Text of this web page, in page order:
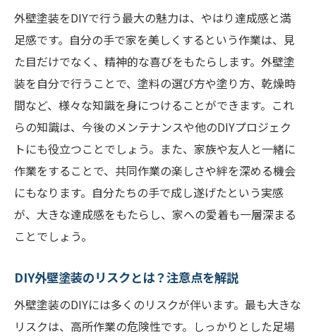
塗装前の下地処理の重要性とポイント
天候条件の影響を受けない作業計画の立て
方
安全対策を怠らないためには
塗装後のトラブルを防ぐためのポイント
外壁塗装DIYにおける安全対策と高所作業のコツ
外壁塗装における基本的な安全対策
高所作業のための足場の設置と確認ポイン
ト
安全装備の選び方と使用方法
高所作業の際の安全な動き方
安全対策を徹底するためのチェックリスト
外壁塗装後のメンテナンスと長持ちさせるため
外壁塗装をDIYで行う最大の魅力は、やはり達成感と満
足感です。自分の手で家を美しくするという作業は、見
た目だけでなく、精神的な喜びをもたらします。外壁塗
装を自分で行うことで、塗料の選び方や塗り方、乾燥時
間など、様々な知識を身につけることができます。これ
らの知識は、今後のメンテナンスや他のDIYプロジェク
トにも役立つことでしょう。また、家族や友人と一緒に
作業をすることで、共同作業の楽しさや絆を深める機会
にもなります。自分たちの手で成し遂げたという実感
が、大きな達成感をもたらし、家への愛着も一層深まる
ことでしょう。
DIY外壁塗装のリスクとは？注意点を解説
外壁塗装のDIYには多くのリスクが伴います。最も大きな
リスクは、高所作業の危険性です。しっかりとした足場